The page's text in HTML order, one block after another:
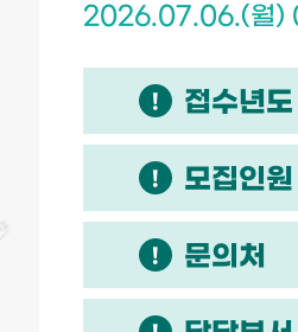
2026.07.06.(월)
접수년도
모집인원
문의처